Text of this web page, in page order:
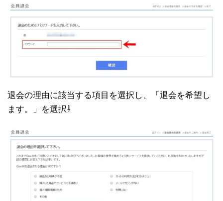
退会の理由に該当する項目を選択し、「退会を希望し
ます。」を選択⇩